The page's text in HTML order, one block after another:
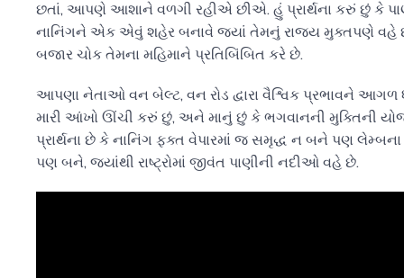
છતાં, આપણે આશાને વળગી રહીએ છીએ. હું પ્રાર્થના કરું છું કે
નાનિંગને એક એવું શહેર બનાવે જ્યાં તેમનું રાજ્ય મુક્તપણે વહે
બજાર ચોક તેમના મહિમાને પ્રતિબિંબિત કરે છે.
આપણા નેતાઓ વન બેલ્ટ, વન રોડ દ્વારા વૈશ્વિક પ્રભાવને આગળ
મારી આંખો ઊંચી કરું છું, અને માનું છું કે ભગવાનની મુક્તિની
પ્રાર્થના છે કે નાનિંગ ફક્ત વેપારમાં જ સમૃદ્ધ ન બને પણ લેમ્બના
પણ બને, જ્યાંથી રાષ્ટ્રોમાં જીવંત પાણીની નદીઓ વહે છે.